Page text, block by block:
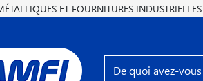
ET FOURNITURES INDUSTRIELLES